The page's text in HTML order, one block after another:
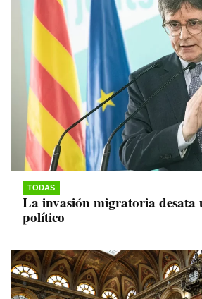
TODAS
La invasión migratoria desata
político